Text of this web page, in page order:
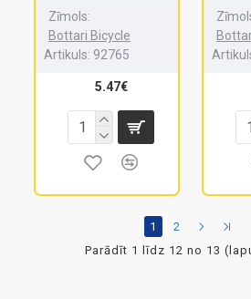
Zīmols:
Bottari Bicycle
Artikuls: 92765
5.47€
1
2
Parādīt 1 līdz 12 no 13